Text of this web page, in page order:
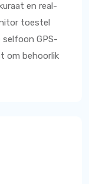
en real-
toestel
GPS-
om behoorlik